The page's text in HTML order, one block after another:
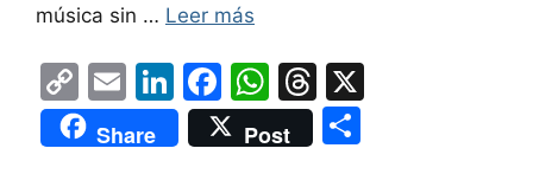
música sin … Leer más
C
o
p
E
m
ai
Li
n
k
F
a
c
W
h
at
T
hr
e
Share Post